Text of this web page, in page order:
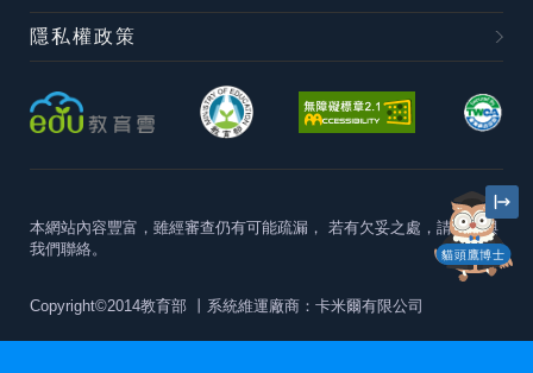
貓頭鷹博士
隱私權政策
本網站內容豐富，雖經審查仍有可能疏漏， 若有欠妥之處，請隨時與
我們聯絡。
Copyright©2014教育部 丨系統維運廠商：卡米爾有限公司